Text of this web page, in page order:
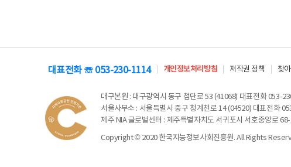
대표전화 ☏ 053-230-1114 개인정보처리방침 저작권 정책 찾
대구본원 : 대구광역시 동구 첨단로 53 (41068) 대표전화 053-
서울사무소 : 서울특별시 중구 청계천로 14 (04520) 대표전화
제주 NIA 글로벌센터 : 제주특별자치도 서귀포시 서호중앙로
Copyright © 2020 한국지능정보사회진흥원. All Rights